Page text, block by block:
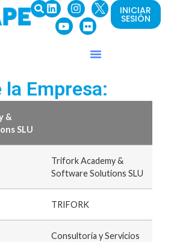
INICIAR
SESIÓN
la Empresa:
&
SLU
Trifork Academy &
Software Solutions SLU
TRIFORK
Consultoría y Servicios